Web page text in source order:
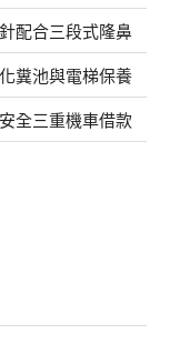
配合三段式隆鼻
糞池與電梯保養
全三重機車借款